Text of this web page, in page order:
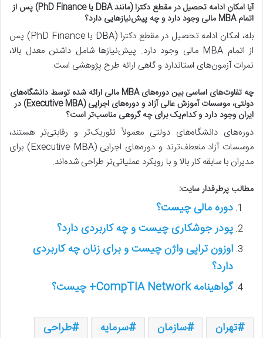
آیا امکان ادامه تحصیل در مقطع دکترا (مانند DBA یا PhD Finance) پس از
اتمام MBA مالی وجود دارد و چه پیش‌نیازهایی دارد؟
بله، امکان ادامه تحصیل در مقطع دکترا (DBA یا PhD Finance) پس
از اتمام MBA مالی وجود دارد. پیش‌نیازها شامل داشتن معدل بالا،
نمرات آزمون‌های استاندارد و گاهی ارائه طرح پژوهشی است.
چه تفاوت‌های اساسی بین دوره‌های MBA مالی ارائه شده توسط دانشگاه‌های
دولتی، موسسات آموزش عالی آزاد و دوره‌های اجرایی (Executive MBA) در
ایران وجود دارد و کدام‌یک برای چه گروهی مناسب‌تر است؟
دوره‌های دانشگاه‌های دولتی معمولاً تئوریک‌تر و رقابتی‌تر هستند،
موسسات آزاد منعطف‌ترند و دوره‌های اجرایی (Executive MBA) برای
مدیران با سابقه کار بالا و با رویکرد عملیاتی‌تر طراحی شده‌اند.
مطالب پرطرفدار سایت:
دوره مالی چیست؟
پودر جوشکاری چیست و چه کاربردی دارد؟
اوزون تراپی واژن چیست و برای زنان چه کاربردی
دارد؟
گواهینامه CompTIA Network+ چیست؟
تهران سازمان سرمایه
طراحی